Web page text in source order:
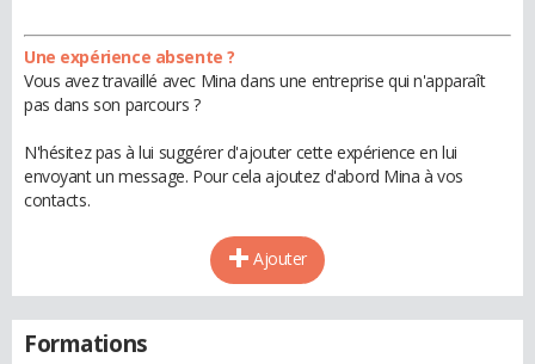
Une expérience absente ?
Vous avez travaillé avec Mina dans une entreprise qui n'apparaît
pas dans son parcours ?
N'hésitez pas à lui suggérer d'ajouter cette expérience en lui
envoyant un message. Pour cela ajoutez d'abord Mina à vos
contacts.
Ajouter
Formations